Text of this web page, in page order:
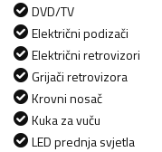
DVD/TV
Električni podizači
Električni retrovizori
Grijači retrovizora
Krovni nosač
Kuka za vuču
LED prednja svjetla